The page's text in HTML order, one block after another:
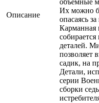
Описание
объемные
Их можно
опасаясь
Карманная
деталей.
позволяет
садик, на
Детали,
серии
сборки